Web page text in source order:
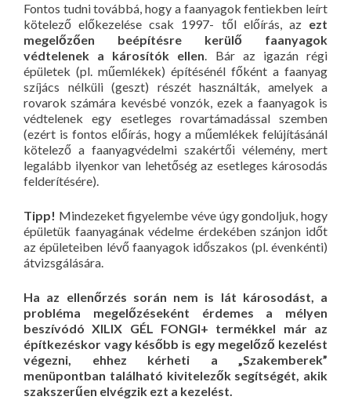
Fontos tudni továbbá, hogy a faanyagok fentiekben leírt
kötelező előkezelése csak 1997- től előírás, az ezt
megelőzően beépítésre kerülő faanyagok
védtelenek a károsítók ellen. Bár az igazán régi
épületek (pl. műemlékek) építésénél főként a faanyag
szíjács nélküli (geszt) részét használták, amelyek a
rovarok számára kevésbé vonzók, ezek a faanyagok is
védtelenek egy esetleges rovartámadással szemben
(ezért is fontos előírás, hogy a műemlékek felújításánál
kötelező a faanyagvédelmi szakértői vélemény, mert
legalább ilyenkor van lehetőség az esetleges károsodás
felderítésére).
Tipp! Mindezeket figyelembe véve úgy gondoljuk, hogy
épületük faanyagának védelme érdekében szánjon időt
az épületeiben lévő faanyagok időszakos (pl. évenkénti)
átvizsgálására.
Ha az ellenőrzés során nem is lát károsodást, a
probléma megelőzéseként érdemes a mélyen
beszívódó XILIX GÉL FONGI+ termékkel már az
építkezéskor vagy később is egy megelőző kezelést
végezni, ehhez kérheti a „Szakemberek”
menüpontban található kivitelezők segítségét, akik
szakszerűen elvégzik ezt a kezelést.